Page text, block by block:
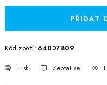
PŘIDAT
Kód zboží: 64007809
Tisk Zeptat se